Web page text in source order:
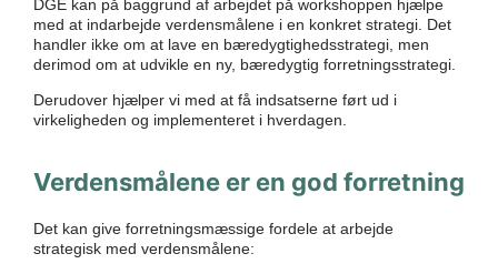
DGE kan på baggrund af arbejdet på workshoppen hjælpe
med at indarbejde verdensmålene i en konkret strategi. Det
handler ikke om at lave en bæredygtighedsstrategi, men
derimod om at udvikle en ny, bæredygtig forretningsstrategi.
Derudover hjælper vi med at få indsatserne ført ud i
virkeligheden og implementeret i hverdagen.
Verdensmålene er en god forretning
Det kan give forretningsmæssige fordele at arbejde
strategisk med verdensmålene: